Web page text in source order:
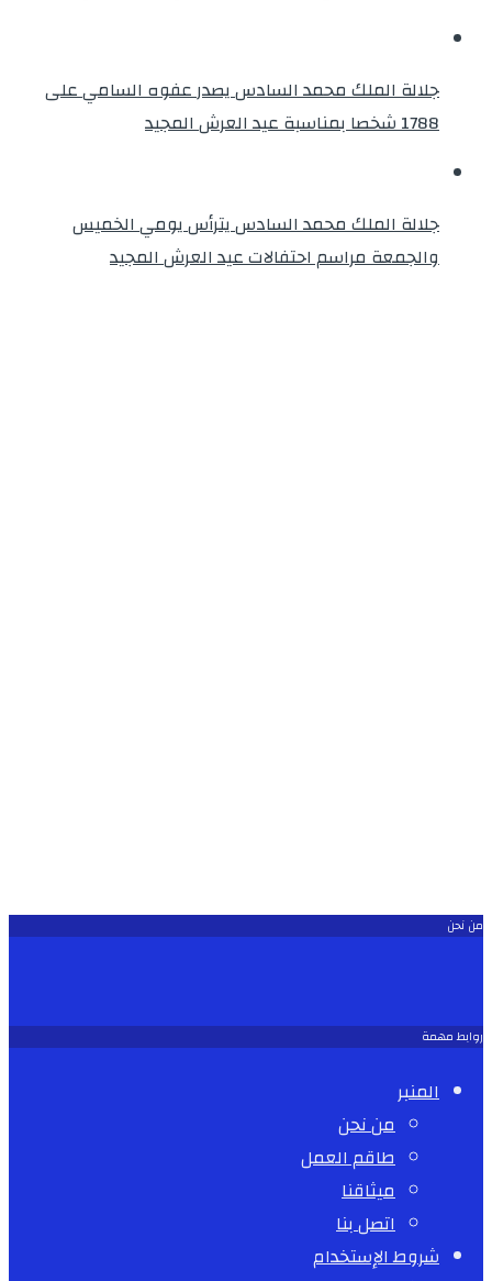
جلالة الملك محمد السادس يصدر عفوه السامي على
1788 شخصا بمناسبة عيد العرش المجيد
جلالة الملك محمد السادس يترأس يومي الخميس
والجمعة مراسم احتفالات عيد العرش المجيد
من نحن
روابط مهمة
المنبر
من نحن
طاقم العمل
ميثاقنا
اتصل بنا
شروط الإستخدام